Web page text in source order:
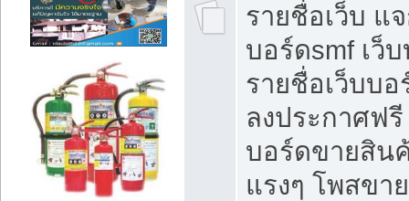
รายชื่อเว็บ แ
บอร์ดsmf เว็
รายชื่อเว็บบ
ลงประกาศฟรี
บอร์ดขายสิน
แรงๆ โพสขา